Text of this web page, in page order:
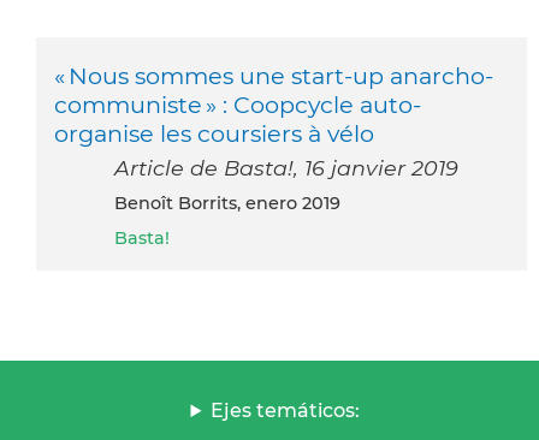
« Nous sommes une start-up anarcho-
communiste » : Coopcycle auto-
organise les coursiers à vélo
Article de Basta!, 16 janvier 2019
Benoît Borrits, enero 2019
Basta!
Ejes temáticos: